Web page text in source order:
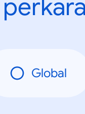
Global